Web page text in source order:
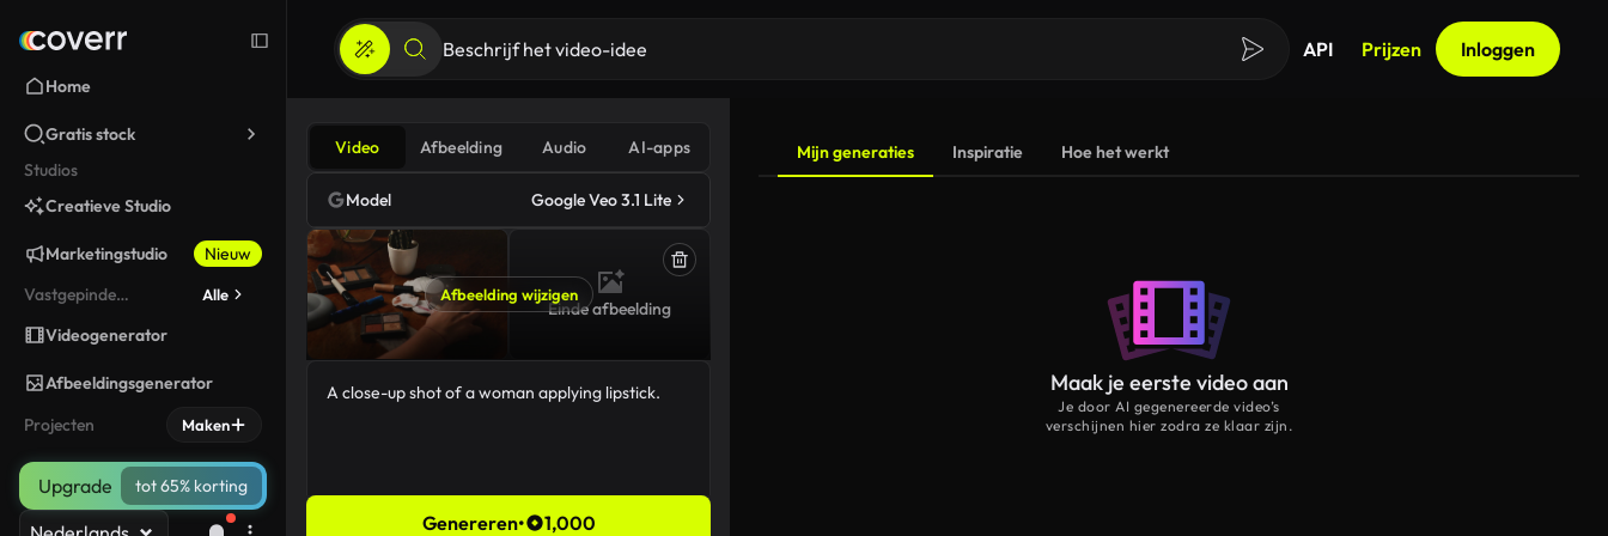
Home
Gratis stock
Studios
Creatieve Studio
Marketingstudio
Nieuw
Vastgepinde
Alle
Videogenerator
Afbeeldingsgenerator
Projecten
Maken
Upgrade tot 65% korting
API Prijzen Inloggen
Video Afbeelding Audio AI-apps
Model Google Veo 3.1 Lite
Afbeelding wijzigen
Einde afbeelding
Genereren• 1,000
Mijn generaties Inspiratie Hoe het werkt
Maak je eerste video aan
Je door AI gegenereerde video’s
verschijnen hier zodra ze klaar zijn.